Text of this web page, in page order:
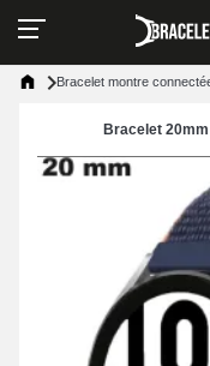
Bracelet montre
Bracelet